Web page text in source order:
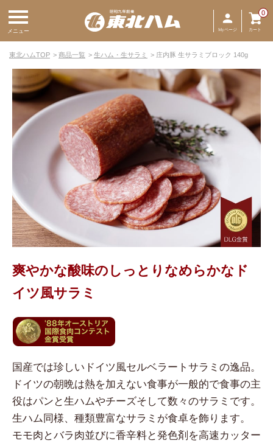
メニュー Myページ カート
0
東北ハムTOP 商品一覧 生ハム・生サラミ 庄内豚 生サラミブロック 140g
爽やかな酸味のしっとりなめらかなド
イツ風サラミ
国産では珍しいドイツ風セルベラートサラミの逸品。
ドイツの朝晩は熱を加えない食事が一般的で食事の主
役はパンと生ハムやチーズそして数々のサラミです。
生ハム同様、種類豊富なサラミが食卓を飾ります。
モモ肉とバラ肉並びに香辛料と発色剤を高速カッター